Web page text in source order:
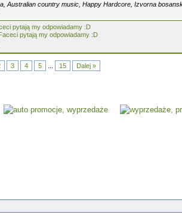
Australian country music, Happy Hardcore, Izvorna
pytają my odpowiadamy :D
pytają my odpowiadamy :D
3 4 5 15 Dalej »